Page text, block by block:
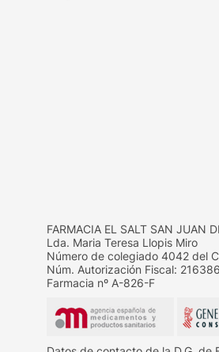
FARMACIA EL SALT SAN JUAN
Lda. Maria Teresa Llopis Miro
Número de colegiado 4042 del
Núm. Autorización Fiscal:
Farmacia nº A-826-F